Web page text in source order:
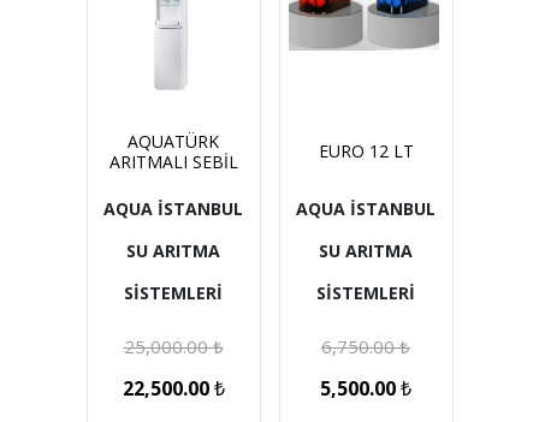
AQUATÜRK
ARITMALI SEBİL
AQUA İSTANBUL
SU ARITMA
SİSTEMLERİ
25,000.00₺
22,500.00₺
EURO 12 LT
AQUA İSTANBUL
SU ARITMA
SİSTEMLERİ
6,750.00₺
5,500.00₺